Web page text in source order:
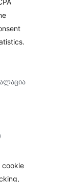
საერთო
)
cookie